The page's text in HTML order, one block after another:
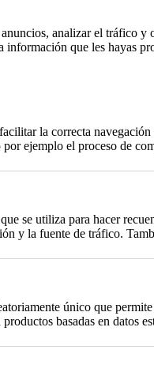
analizar el tráfico
que les hayas
la correcta
ejemplo el proceso de
se utiliza para hacer
y la fuente de tráfico.
único que
basadas en datos